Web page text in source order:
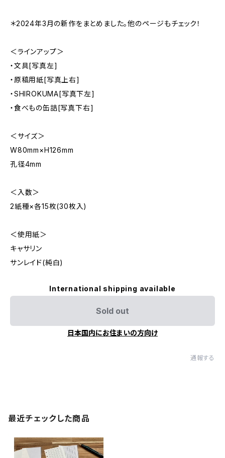
＊2024年3月の新作をまとめました。他のページもチェック！
＜ラインアップ＞
・文具[写真左]
・原稿用紙[写真上右]
・SHIROKUMA[写真下左]
・食べもの缶詰[写真下右]
＜サイズ＞
W80mm×H126mm
孔径4mm
＜入数＞
2紙種×各15枚(30枚入)
＜使用紙＞
キャサリン
サンレイド(純白)
International shipping available
Sold out
日本国内にお住まいの方向け
通報する
最近チェックした商品